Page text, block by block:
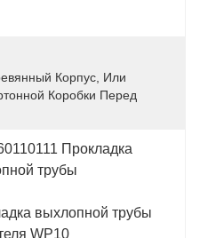
Корпус, Или
Коробки Перед
Прокладка
трубы
выхлопной трубы
WP10